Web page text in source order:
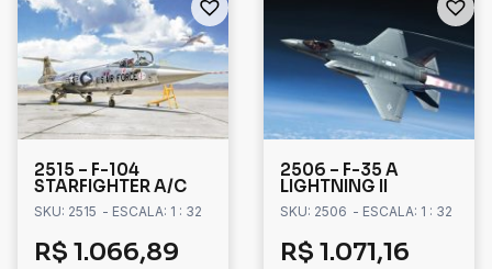
2515 – F-104
STARFIGHTER A/C
SKU: 2515 - ESCALA: 1 : 32
R$ 1.066,89
2506 – F-35 A
LIGHTNING II
SKU: 2506 - ESCALA: 1 : 32
R$ 1.071,16